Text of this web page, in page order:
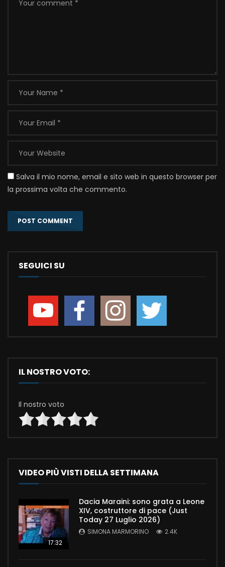
Salva il mio nome, email e sito web in questo browser per
la prossima volta che commento.
SEGUICI SU
IL NOSTRO VOTO:
Il nostro voto
VIDEO PIÙ VISTI DELLA SETTIMANA
17:32
Dacia Maraini: sono grata a Leone
XIV, costruttore di pace (Just
Today 27 Luglio 2026)
SIMONA MARMORINO 2.4K